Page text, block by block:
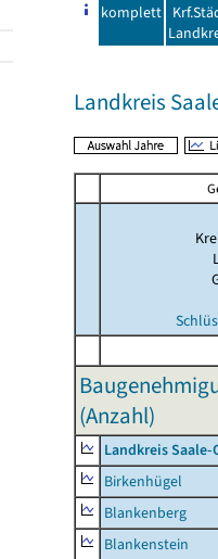
komplett
Landkreis
(Anzahl)
Landkreis Saale-
Birkenhügel
Blankenberg
Blankenstein